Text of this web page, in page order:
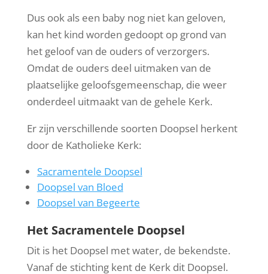
Dus ook als een baby nog niet kan geloven,
kan het kind worden gedoopt op grond van
het geloof van de ouders of verzorgers.
Omdat de ouders deel uitmaken van de
plaatselijke geloofsgemeenschap, die weer
onderdeel uitmaakt van de gehele Kerk.
Er zijn verschillende soorten Doopsel herkent
door de Katholieke Kerk:
Sacramentele Doopsel
Doopsel van Bloed
Doopsel van Begeerte
Het Sacramentele Doopsel
Dit is het Doopsel met water, de bekendste.
Vanaf de stichting kent de Kerk dit Doopsel.